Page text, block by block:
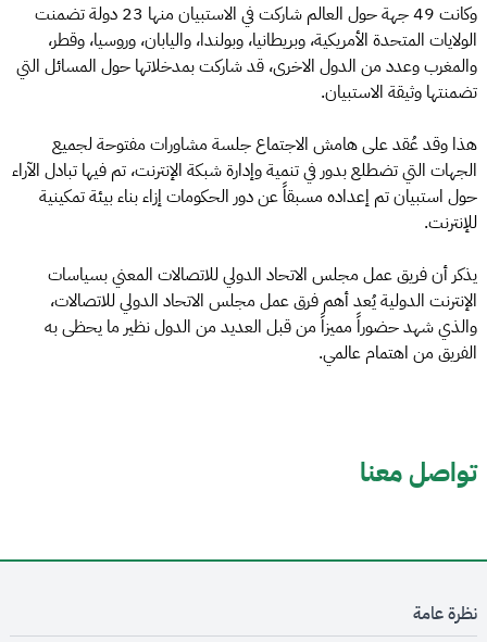
وكانت 49 جهة حول العالم شاركت في الاستبيان منها 23 دولة تضمنت
الولايات المتحدة الأمريكية، وبريطانيا، وبولندا، واليابان، وروسيا، وقطر،
والمغرب وعدد من الدول الاخرى، قد شاركت بمدخلاتها حول المسائل التي
تضمنتها وثيقة الاستبيان.
هذا وقد عُقد على هامش الاجتماع جلسة مشاورات مفتوحة لجميع
الجهات التي تضطلع بدور في تنمية وإدارة شبكة الإنترنت، تم فيها تبادل الآراء
حول استبيان تم إعداده مسبقاً عن دور الحكومات إزاء بناء بيئة تمكينية
للإنترنت.
يذكر أن فريق عمل مجلس الاتحاد الدولي للاتصالات المعني بسياسات
الإنترنت الدولية يُعد أهم فرق عمل مجلس الاتحاد الدولي للاتصالات،
والذي شهد حضوراً مميزاً من قبل العديد من الدول نظير ما يحظى به
الفريق من اهتمام عالمي.
تواصل معنا
نظرة عامة